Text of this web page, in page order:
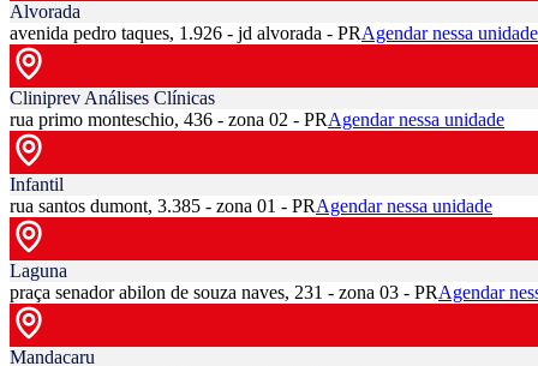
Alvorada
avenida pedro taques, 1.926 - jd alvorada - PRAgendar nessa unidade
Cliniprev Análises Clínicas
rua primo monteschio, 436 - zona 02 - PRAgendar nessa unidade
Infantil
rua santos dumont, 3.385 - zona 01 - PRAgendar nessa unidade
Laguna
praça senador abilon de souza naves, 231 - zona 03 - PRAgendar
Mandacaru